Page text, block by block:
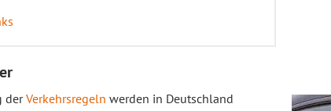
derVerkehrsregeln werden in Deutschland